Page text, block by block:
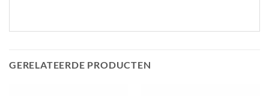
GERELATEERDE PRODUCTEN